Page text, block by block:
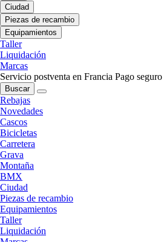
Ciudad
Piezas de recambio
Equipamientos
Taller
Liquidación
Marcas
Servicio postventa en Francia Pago seguro
Buscar
Rebajas
Novedades
Cascos
Bicicletas
Carretera
Grava
Montaña
BMX
Ciudad
Piezas de recambio
Equipamientos
Taller
Liquidación